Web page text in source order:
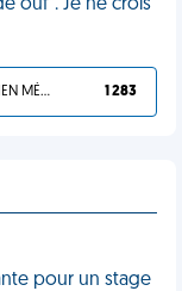
ouf". Je ne crois
TU L'AS BIEN MÉRITÉ 1 283
pour un stage